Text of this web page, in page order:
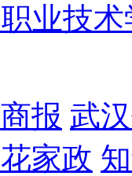
业技
报 武
家政